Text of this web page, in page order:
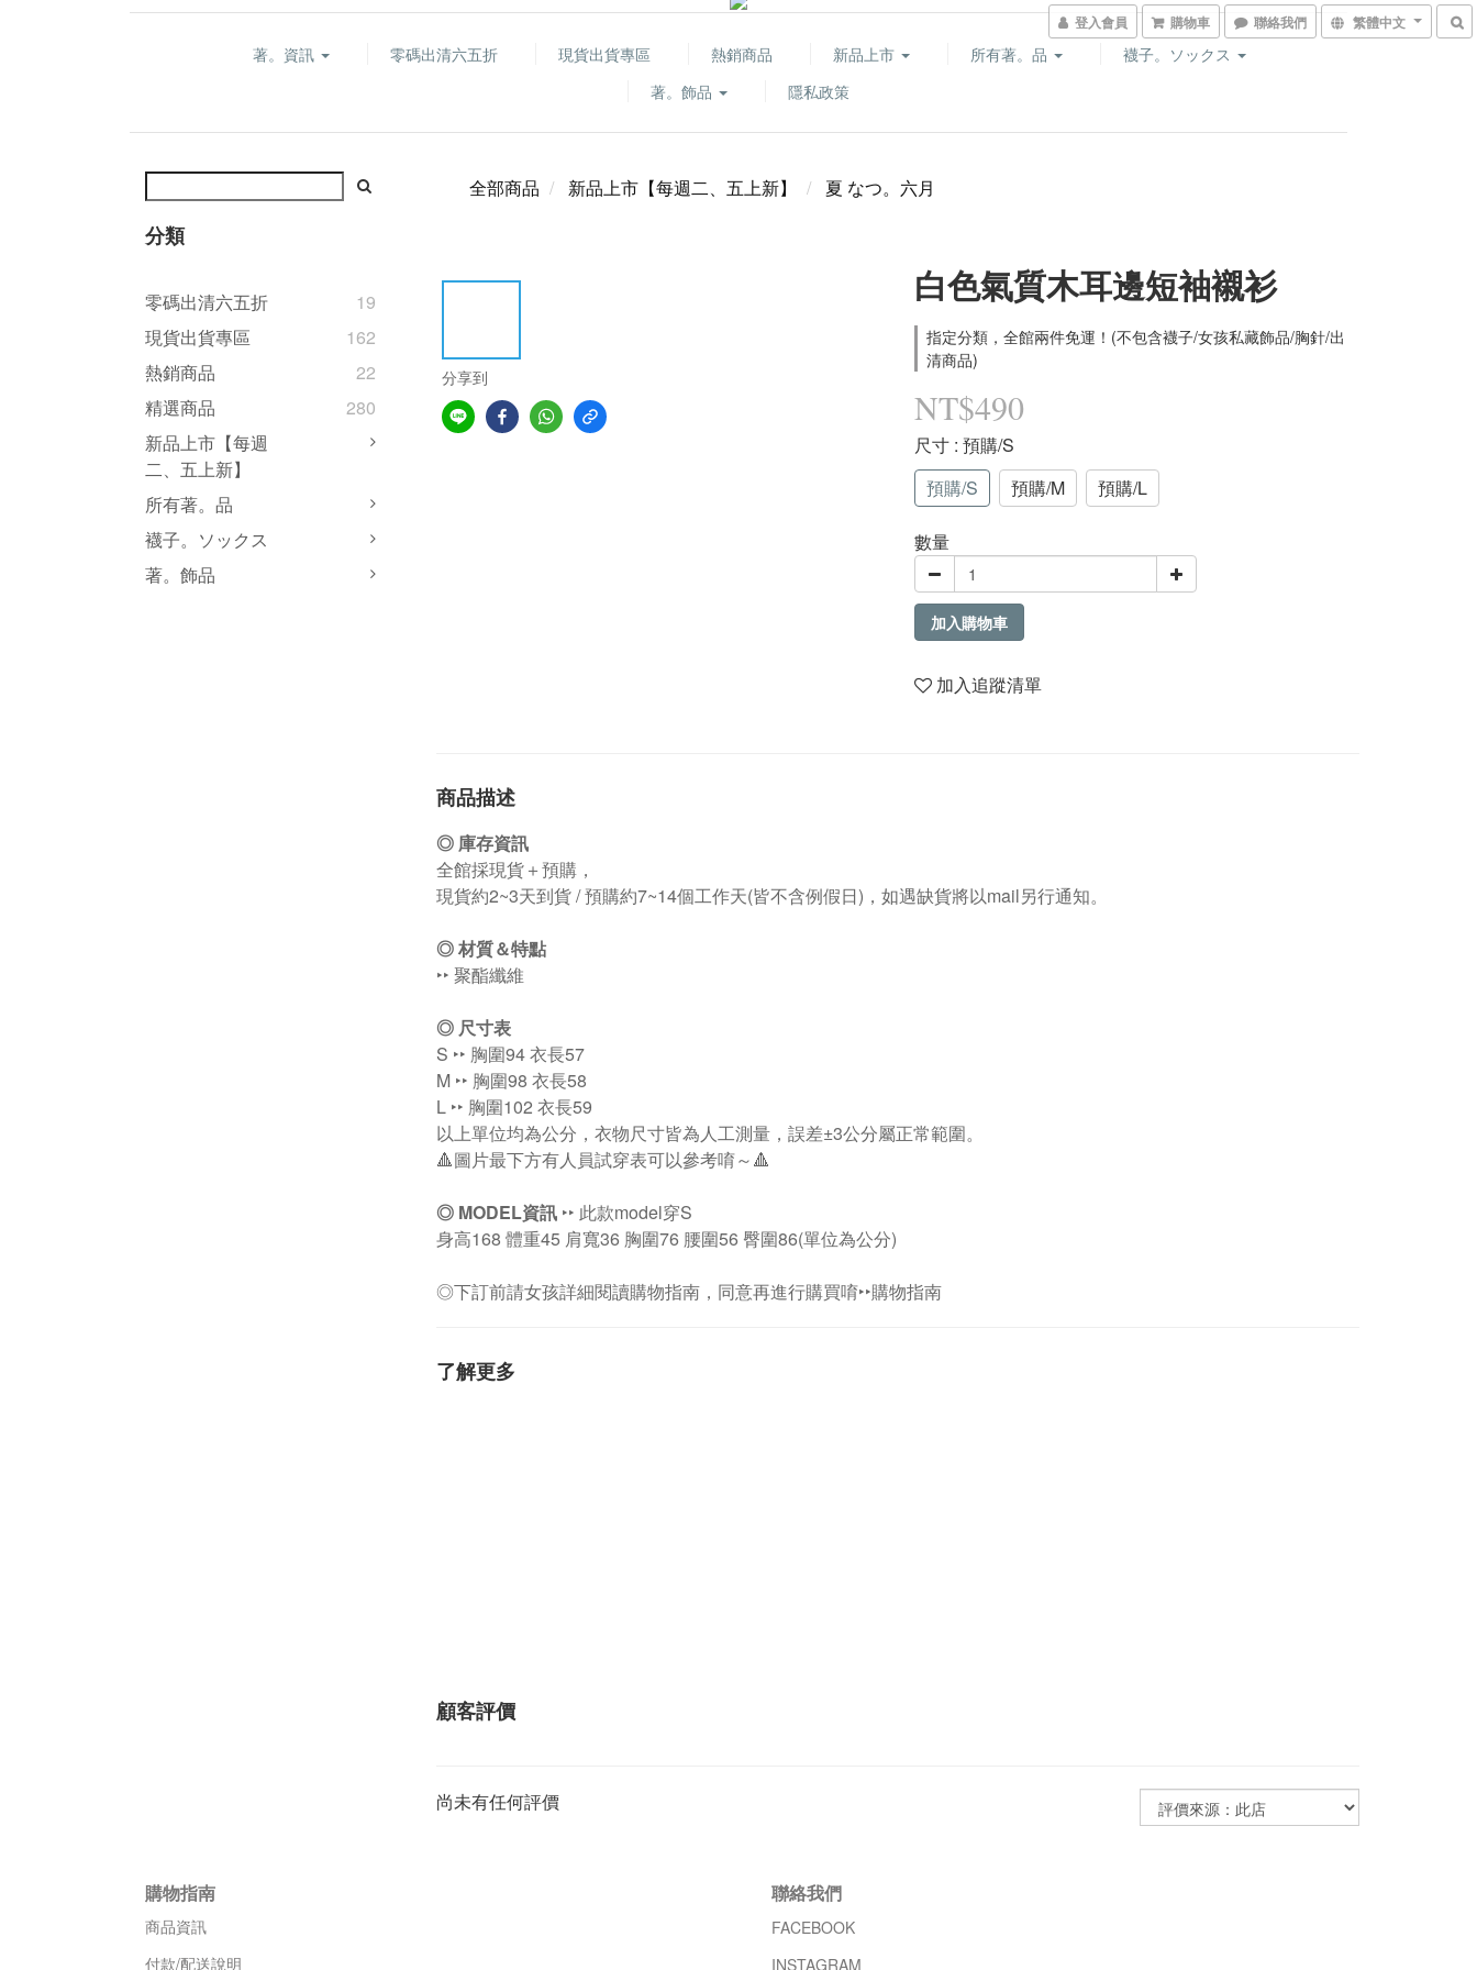
登入會員 購物車 聯絡我們 繁體中文
著。資訊 零碼出清六五折 現貨出貨專區 熱銷商品 新品上市 所有著。品
襪子。ソックス
著。飾品
隱私政策
分類
零碼出清六五折
19
現貨出貨專區
162
熱銷商品
22
精選商品
280
新品上市【每週
二、五上新】
所有著。品
襪子。ソックス
著。飾品
全部商品 新品上市【每週二、五上新】 夏 なつ。六月
分享到
白色氣質木耳邊短袖襯衫
指定分類，全館兩件免運！(不包含襪子/女孩私藏飾品/胸針/出
清商品)
NT$490
尺寸 : 預購/S
預購/S
預購/M 預購/L
數量
加入購物車
加入追蹤清單
商品描述
◎ 庫存資訊
全館採現貨＋預購，
現貨約2~3天到貨 / 預購約7~14個工作天(皆不含例假日)，如遇缺貨將以mail另行通知。
◎材質＆特點
‣‣ 聚酯纖維
◎ 尺寸表
S ‣‣ 胸圍94衣長57
M ‣‣ 胸圍98 衣長58
L ‣‣ 胸圍102 衣長59
以上單位均為公分，衣物尺寸皆為人工測量，誤差±3公分屬正常範圍。
🔺圖片最下方有人員試穿表可以參考唷～🔺
◎ MODEL資訊 ‣‣ 此款model穿S
身高168 體重45 肩寬36 胸圍76 腰圍56 臀圍86(單位為公分)
◎下訂前請女孩詳細閱讀購物指南，同意再進行購買唷‣‣購物指南
了解更多
顧客評價
尚未有任何評價
購物指南
商品資訊
付款/配送說明
聯絡我們
FACEBOOK
INSTAGRAM